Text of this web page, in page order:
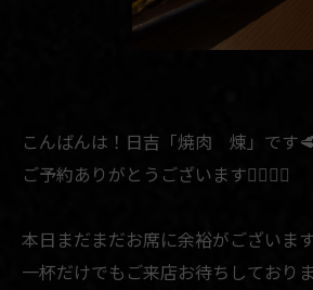
こんばんは！日吉「焼肉 煉」です🥩
ご予約ありがとうございます🙇🏻‍♂️✨
本日まだまだお席に余裕がございま
一杯だけでもご来店お待ちしており